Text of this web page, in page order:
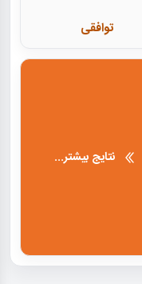
توافقی
نتایج بیشتر...